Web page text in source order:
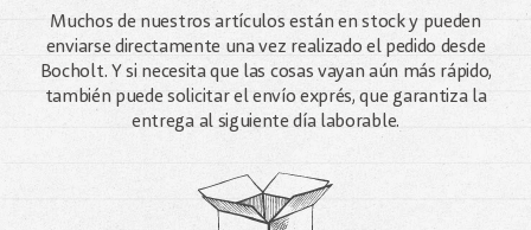
Muchos de nuestros artículos están en stock y pueden
enviarse directamente una vez realizado el pedido desde
Bocholt. Y si necesita que las cosas vayan aún más rápido,
también puede solicitar el envío exprés, que garantiza la
entrega al siguiente día laborable.